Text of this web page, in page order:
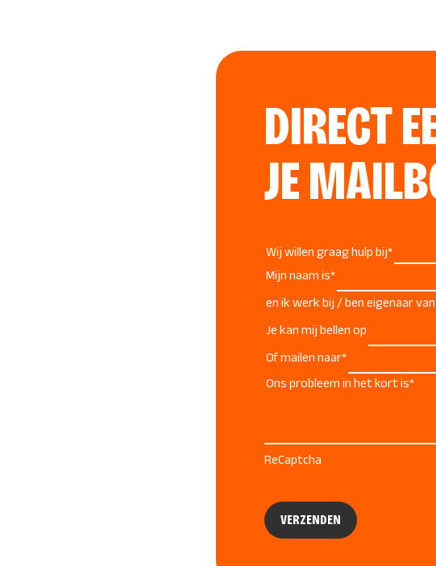
DIRECT
JE
Wij willen graag hulp bij*
Mijn naam is*
en ik werk bij / ben eigenaar van
Je kan mij bellen op
Of mailen naar*
Ons probleem in het kort is*
ReCaptcha